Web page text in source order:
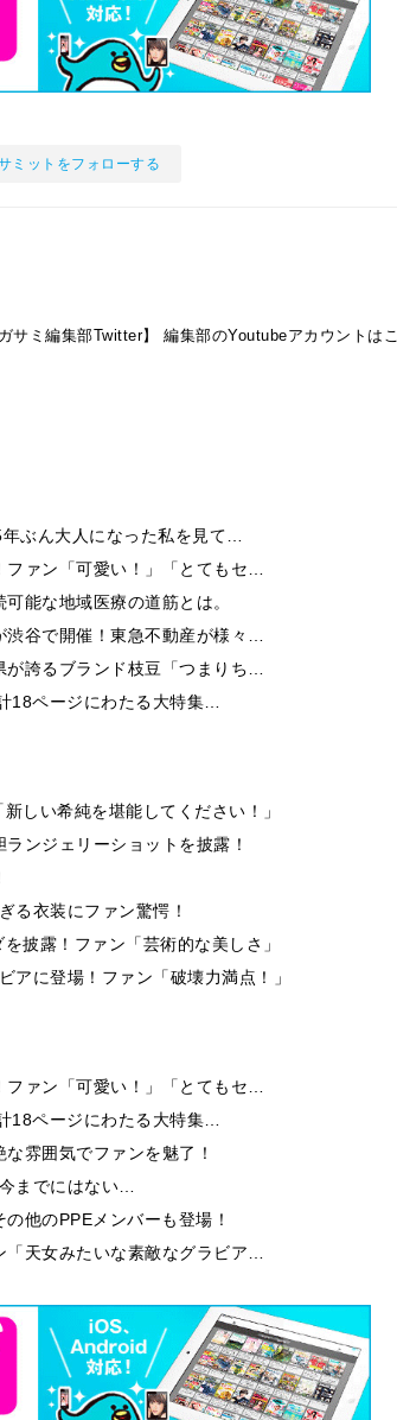
ミットをフォローする
ガサミ編集部Twitter】
編集部のYoutubeアカウントはこ
ぶん大人になった私を見て…
ァン「可愛い！」「とてもセ…
能な地域医療の道筋とは。
谷で開催！東急不動産が様々…
誇るブランド枝豆「つまりち…
18ページにわたる大特集…
しい希純を堪能してください！」
ンジェリーショットを披露！
る衣装にファン驚愕！
披露！ファン「芸術的な美しさ」
に登場！ファン「破壊力満点！」
ァン「可愛い！」「とてもセ…
18ページにわたる大特集…
雰囲気でファンを魅了！
までにはない…
他のPPEメンバーも登場！
天女みたいな素敵なグラビア…